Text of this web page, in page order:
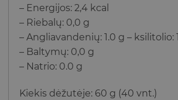
– Energijos:2,4 kcal
– Riebalų: 0,0 g
– Angliavandenių:1.0 g – ksilitolio:
– Baltymų: 0,0 g
– Natrio: 0.0 g
Kiekis dėžutėje: 60 g (40 vnt.)